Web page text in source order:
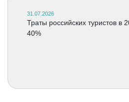
31.07.2026
Траты российских туристов в
40%